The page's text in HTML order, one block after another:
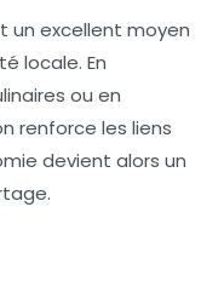
un excellent moyen
locale. En
ou en
renforce les liens
devient alors un